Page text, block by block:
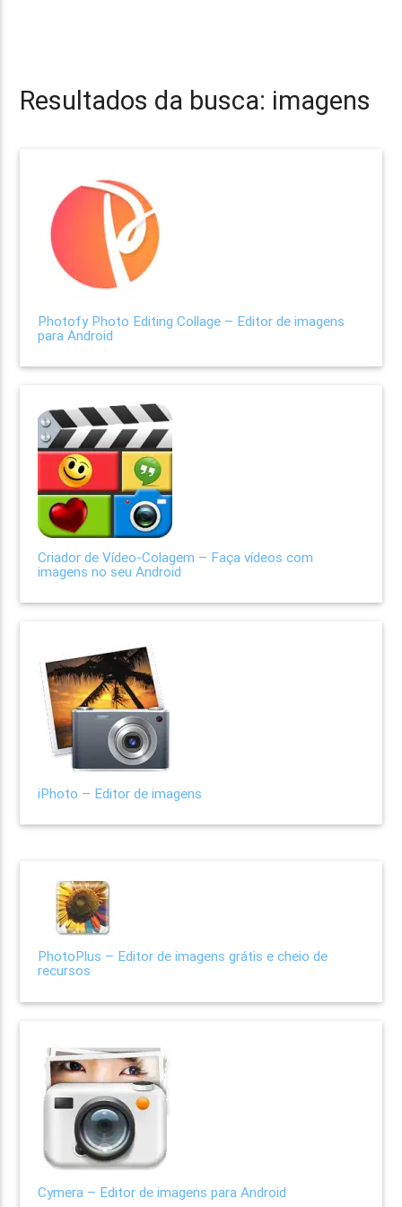
Resultados da busca: imagens
Photofy Photo Editing Collage – Editor de imagens
para Android
Criador de Vídeo-Colagem – Faça vídeos com
imagens no seu Android
iPhoto – Editor de imagens
PhotoPlus – Editor de imagens grátis e cheio de
recursos
Cymera – Editor de imagens para Android